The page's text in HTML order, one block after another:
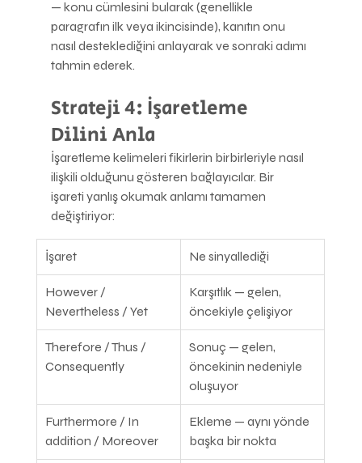
— konu cümlesini bularak (genellikle
paragrafın ilk veya ikincisinde), kanıtın onu
nasıl desteklediğini anlayarak ve sonraki adımı
tahmin ederek.
Strateji 4: İşaretleme
Dilini Anla
İşaretleme kelimeleri fikirlerin birbirleriyle nasıl
ilişkili olduğunu gösteren bağlayıcılar. Bir
işareti yanlış okumak anlamı tamamen
değiştiriyor:
İşaret Ne sinyallediği
However /
Nevertheless / Yet
Karşıtlık — gelen,
öncekiyle çelişiyor
Therefore / Thus /
Consequently
Sonuç — gelen,
öncekinin nedeniyle
oluşuyor
Furthermore / In
addition / Moreover
Ekleme — aynı yönde
başka bir nokta